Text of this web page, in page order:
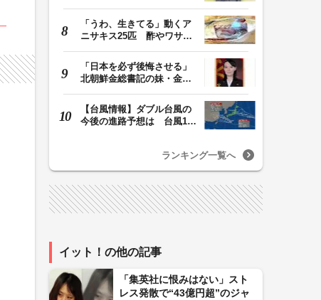
「うわ、生きてる」動くア
ニサキス25匹 酢やワサビ
「日本を必ず後悔させる」
北朝鮮金総書記の妹・金与
【台風情報】ダブル台風の
今後の進路予想は 台風13
ランキング一覧へ
イット！の他の記事
「集英社に恨みはない」スト
レス発散で“43億円超”のジャ